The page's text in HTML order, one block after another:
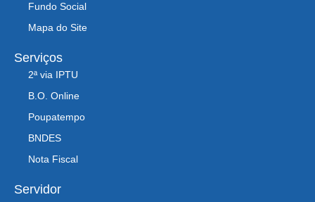
Fundo Social
Mapa do Site
Serviços
2ª via IPTU
B.O. Online
Poupatempo
BNDES
Nota Fiscal
Servidor